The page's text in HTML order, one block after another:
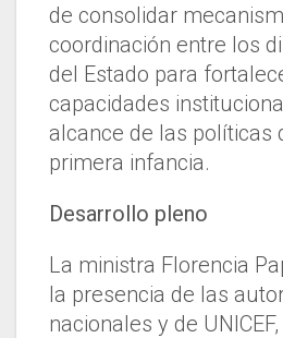
de consolidar
coordinación entre los
del Estado para
capacidades
alcance de las políticas
primera infancia.
Desarrollo pleno
La ministra Florencia
la presencia de las
nacionales y de